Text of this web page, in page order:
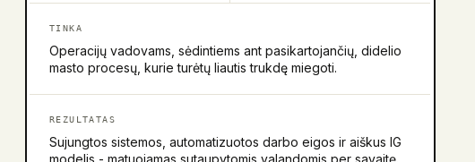
TINKA
Operacijų vadovams, sėdintiems ant pasikartojančių, didelio
masto procesų, kurie turėtų liautis trukdę miegoti.
REZULTATAS
Sujungtos sistemos, automatizuotos darbo eigos ir aiškus IG
modelis - matuojamas sutaupytomis valandomis per savaitę.